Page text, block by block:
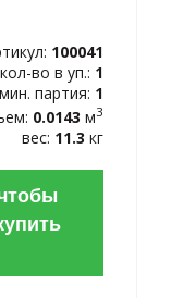
100041
кол-во в уп.: 1
мин. партия: 1
0.0143 м3
вес: 11.3 кг